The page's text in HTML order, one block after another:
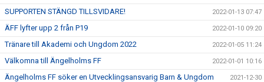
SUPPORTEN STÄNGD TILLSVIDARE! 2022-01-13 07:47
ÄFF lyfter upp 2 från P19 2022-01-10 09:20
Tränare till Akademi och Ungdom 2022 2022-01-05 11:24
Välkomna till Ängelholms FF 2022-01-01 10:16
Ängelholms FF söker en Utvecklingsansvarig Barn & Ungdom 2021-12-30